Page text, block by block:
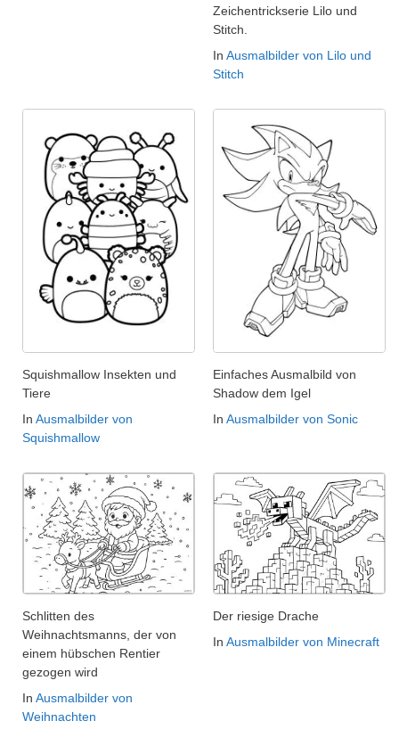
Zeichentrickserie Lilo und
Stitch.
In Ausmalbilder von Lilo und
Stitch
Squishmallow Insekten und
Tiere
In Ausmalbilder von
Squishmallow
Einfaches Ausmalbild von
Shadow dem Igel
In Ausmalbilder von Sonic
Schlitten des
Weihnachtsmanns, der von
einem hübschen Rentier
gezogen wird
In Ausmalbilder von
Weihnachten
Der riesige Drache
In Ausmalbilder von Minecraft